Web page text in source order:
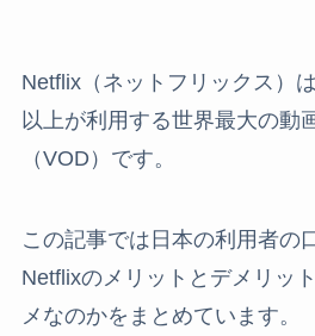
Netflix（ネットフリックス）
以上が利用する世界最大の動
（VOD）です。
この記事では日本の利用者の
Netflixのメリットとデメリッ
メなのかをまとめています。